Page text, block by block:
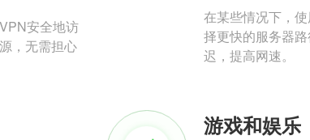
安全地访
，无需担心
在某些情况下，
择更快的服务器
迟，提高网速。
游戏和娱乐